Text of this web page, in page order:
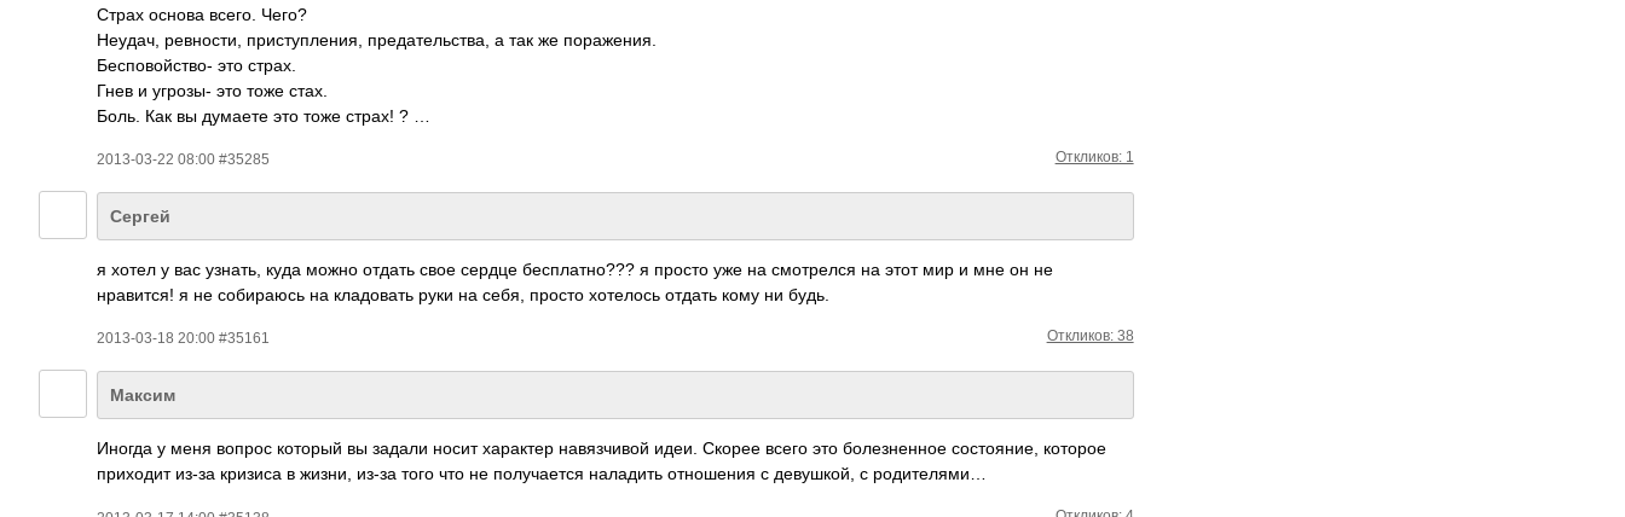
Страх основа всего. Чего?
Неудач, ревности, приступления, предательства, а так же поражения.
Бесповойство- это страх.
Гнев и угрозы- это тоже стах.
Боль. Как вы думаете это тоже страх! ? …
2013-03-22 08:00 #35285 Откликов: 1
Сергей
я хотел у вас узнать, куда можно отдать свое сердце бесплатно??? я просто уже на смотрелся на этот мир и мне он не
нравится! я не собираюсь на кладовать руки на себя, просто хотелось отдать кому ни будь.
2013-03-18 20:00 #35161 Откликов: 38
Максим
Иногда у меня вопрос который вы задали носит характер навязчивой идеи. Скорее всего это болезненное состояние, которое
приходит из-за кризиса в жизни, из-за того что не получается наладить отношения с девушкой, с родителями…